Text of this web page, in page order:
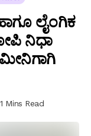
ಲೈಂಗಿಕ
ನಿಧಾ
1 Mins Read